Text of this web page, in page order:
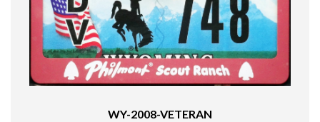
WY-2008-VETERAN